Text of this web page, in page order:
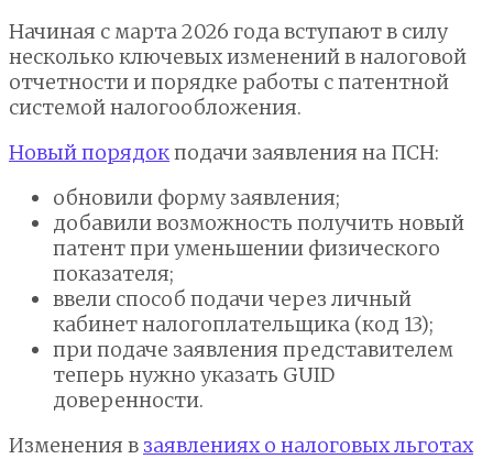
Начиная с марта 2026 года вступают в силу
несколько ключевых изменений в налоговой
отчетности и порядке работы с патентной
системой налогообложения.
Новый порядокподачи заявления на ПСН:
обновили форму заявления;
добавили возможность получить новый
патент при уменьшении физического
показателя;
ввели способ подачи через личный
кабинет налогоплательщика (код 13);
при подаче заявления представителем
теперь нужно указать GUID
доверенности.
Изменения в заявлениях о налоговых льготах